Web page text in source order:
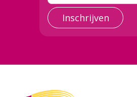
Inschrijven